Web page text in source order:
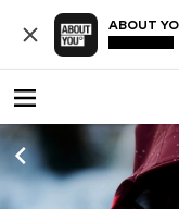
ABOUT